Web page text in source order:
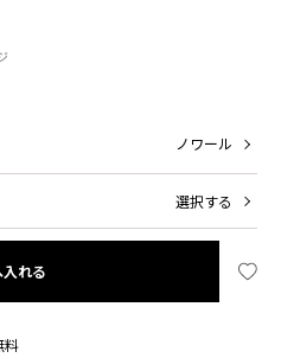
ノワール
選択する
れる
料